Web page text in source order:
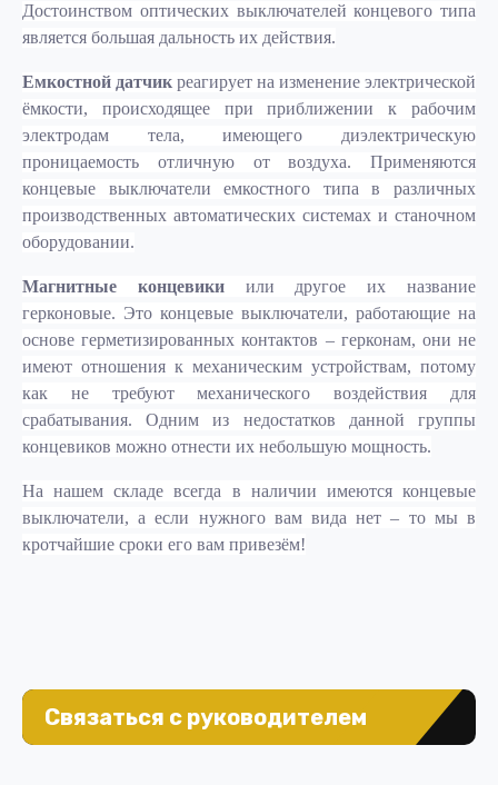
Достоинством оптических выключателей концевого типа
является большая дальность их действия.
Емкостной датчик реагирует на изменение электрической
ёмкости, происходящее при приближении к рабочим
электродам тела, имеющего диэлектрическую
проницаемость отличную от воздуха. Применяются
концевые выключатели емкостного типа в различных
производственных автоматических системах и станочном
оборудовании.
Магнитные концевикиили другое их название
герконовые. Это концевые выключатели, работающие на
основе герметизированных контактов – герконам, они не
имеют отношения к механическим устройствам, потому
как не требуют механического воздействия для
срабатывания. Одним из недостатков данной группы
концевиков можно отнести их небольшую мощность.
На нашем складе всегда в наличии имеются концевые
выключатели, а если нужного вам вида нет – то мы в
кротчайшие сроки его вам привезём!
Связаться с руководителем